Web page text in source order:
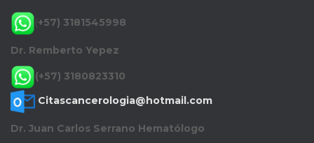
(+57) 3181545998
Dr. Remberto Yepez
(+57) 3180823310
Citascancerologia@hotmail.com
Dr. Juan Carlos Serrano Hematólogo